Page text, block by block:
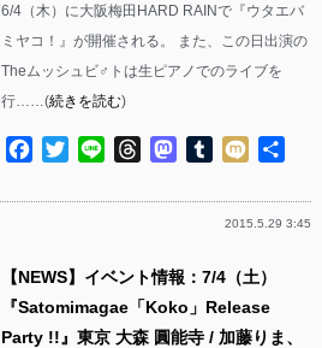
6/4（木）に大阪梅田HARD RAINで『ウタエバ
ミヤコ！』が開催される。 また、この日出演の
Theムッシュビ♂トは生ピアノでのライブを
行……(続きを読む)
Facebook
TwitterLine ThreadsMastodon
Tumblr
Mixi
2015.5.29 3:45
【NEWS】イベント情報：7/4（土）
『Satomimagae「Koko」Release
Party !!』東京 大森 圓能寺 / 加藤りま、